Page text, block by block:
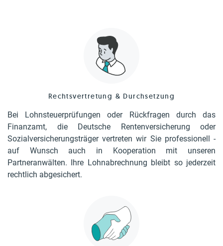
Rechtsvertretung & Durchsetzung
Bei Lohnsteuerprüfungen oder Rückfragen durch das
Finanzamt, die Deutsche Rentenversicherung oder
Sozialversicherungsträger vertreten wir Sie professionell -
auf Wunsch auch in Kooperation mit unseren
Partneranwälten. Ihre Lohnabrechnung bleibt so jederzeit
rechtlich abgesichert.